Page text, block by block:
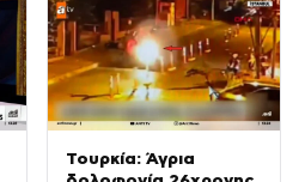
Τουρκία: Άγρια